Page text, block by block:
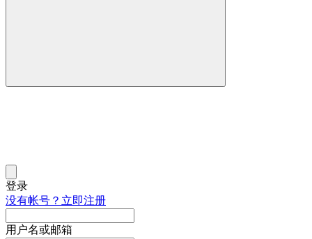
登录
没有帐号？立即注册
用户名或邮箱